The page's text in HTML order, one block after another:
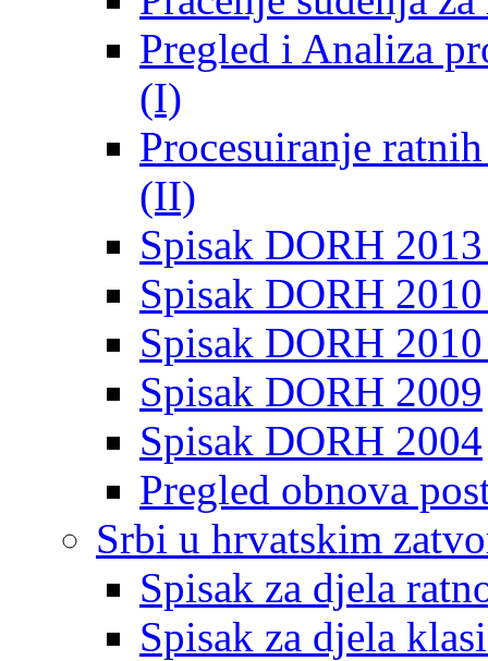
Pregled i Analiza
(I)
Procesuiranje
(II)
Spisak DORH
Spisak DORH
Spisak DORH
Spisak DORH 2009
Spisak DORH 2004
Pregled obnova
Srbi u hrvatskim
Spisak za djela
Spisak za djela